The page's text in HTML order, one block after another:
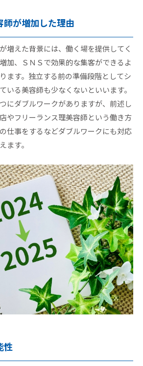
師が増加した理由
増えた背景には、働く場を提供してく
加、ＳＮＳで効果的な集客ができるよ
ます。独立する前の準備段階としてシ
いる美容師も少なくないといいます。
にダブルワークがありますが、前述し
やフリーランス理美容師という働き方
仕事をするなどダブルワークにも対応
ます。
性